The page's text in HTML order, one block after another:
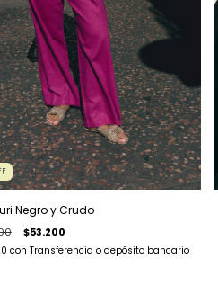
Negro y Crudo
$53.200
con Transferencia o depósito bancario